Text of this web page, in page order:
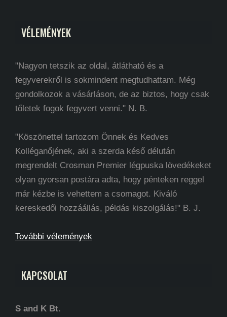
VÉLEMÉNYEK
"Nagyon tetszik az oldal, átlátható és a
fegyverekről is sokmindent megtudhattam. Még
gondolkozok a vásárláson, de az biztos, hogy csak
tőletek fogok fegyvert venni." N. B.
"Köszönettel tartozom Önnek és Kedves
Kolléganőjének, aki a szerda késő délután
megrendelt Crosman Premier légpuska lövedékeket
olyan gyorsan postára adta, hogy pénteken reggel
már kézbe is vehettem a csomagot. Kiváló
kereskedői hozzáállás, példás kiszolgálás!" B. J.
További vélemények
KAPCSOLAT
S and K Bt.